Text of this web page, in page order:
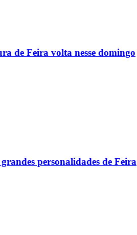
de Feira volta nesse domingo
personalidades de Feira